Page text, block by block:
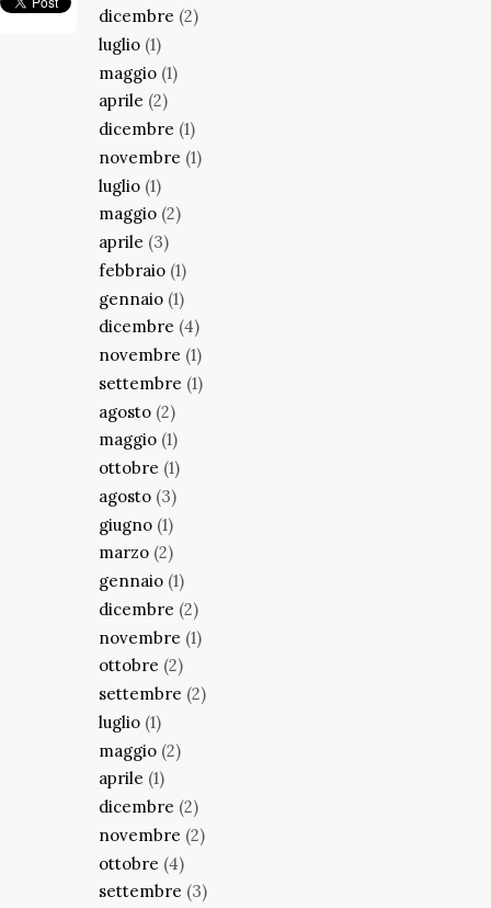
dicembre (2)
luglio (1)
maggio (1)
aprile (2)
dicembre (1)
novembre (1)
luglio (1)
maggio (2)
aprile (3)
febbraio (1)
gennaio (1)
dicembre (4)
novembre (1)
settembre (1)
agosto (2)
maggio (1)
ottobre (1)
agosto (3)
giugno (1)
marzo (2)
gennaio (1)
dicembre (2)
novembre (1)
ottobre (2)
settembre (2)
luglio (1)
maggio (2)
aprile (1)
dicembre (2)
novembre (2)
ottobre (4)
settembre (3)